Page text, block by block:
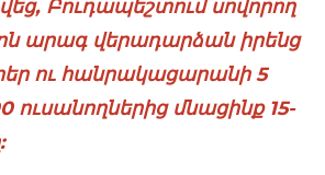
Բուդապեշտում սովորող
արագ վերադարձան իրենց
ու հանրակացարանի 5
ուսանողներից մնացինք 15-